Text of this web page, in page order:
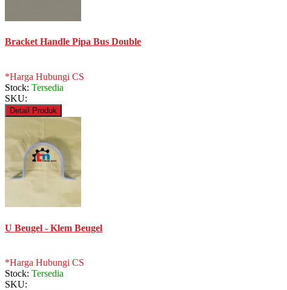
Bracket Handle Pipa Bus Double
*Harga Hubungi CS
Stock: Tersedia
SKU:
Detail Produk
U Beugel - Klem Beugel
*Harga Hubungi CS
Stock: Tersedia
SKU: